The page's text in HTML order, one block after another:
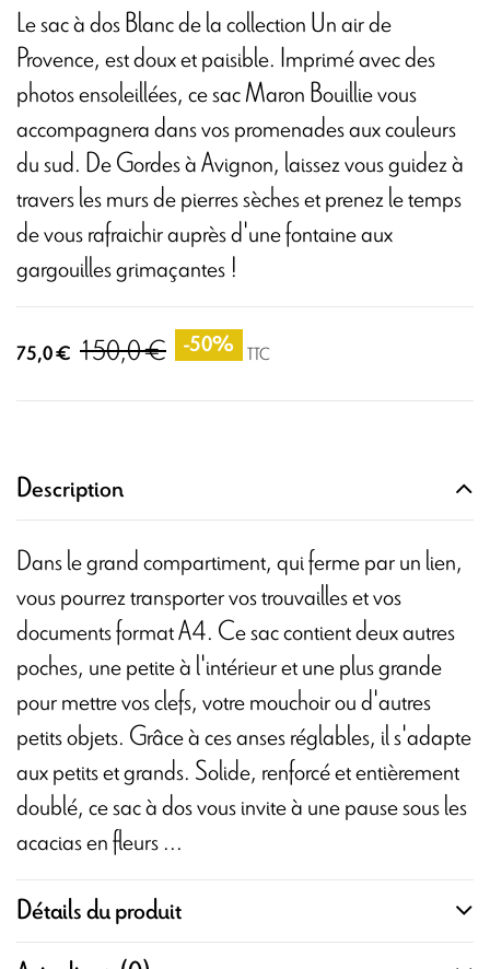
Le sac à dos Blanc de la collection Un air de
Provence, est doux et paisible. Imprimé avec des
photos ensoleillées, ce sac Maron Bouillie vous
accompagnera dans vos promenades aux couleurs
du sud. De Gordes à Avignon, laissez vous guidez à
travers les murs de pierres sèches et prenez le temps
de vous rafraichir auprès d'une fontaine aux
gargouilles grimaçantes !
75,0 € 150,0 € -50% TTC
Description
Dans le grand compartiment, qui ferme par un lien,
vous pourrez transporter vos trouvailles et vos
documents format A4. Ce sac contient deux autres
poches, une petite à l'intérieur et une plus grande
pour mettre vos clefs, votre mouchoir ou d'autres
petits objets. Grâce à ces anses réglables, il s'adapte
aux petits et grands. Solide, renforcé et entièrement
doublé, ce sac à dos vous invite à une pause sous les
acacias en fleurs ...
Détails du produit